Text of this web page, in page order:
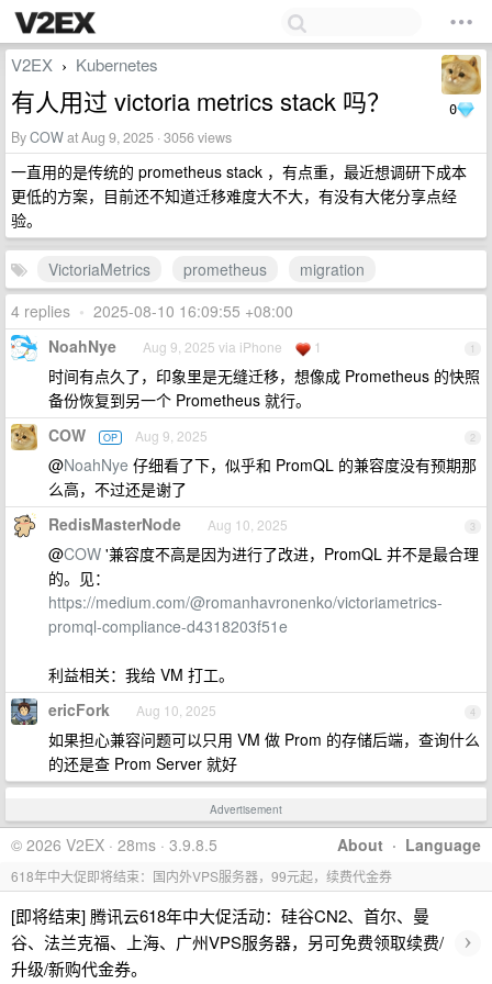
0
V2EX › Kubernetes
有人用过 victoria metrics stack 吗？
ByCOWat Aug 9, 2025 · 3056 views
一直用的是传统的 prometheus stack ，有点重，最近想调研下成本
更低的方案，目前还不知道迁移难度大不大，有没有大佬分享点经
验。
VictoriaMetrics prometheus
migration
4 replies • 2025-08-10 16:09:55 +08:00
1
NoahNye Aug 9, 2025 via iPhone 1
时间有点久了，印象里是无缝迁移，想像成 Prometheus 的快照
备份恢复到另一个 Prometheus 就行。
2
COW OP Aug 9, 2025
@NoahNye 仔细看了下，似乎和 PromQL 的兼容度没有预期那
么高，不过还是谢了
3
RedisMasterNode Aug 10, 2025
@COW '兼容度不高是因为进行了改进，PromQL 并不是最合理
的。见：
https://medium.com/@romanhavronenko/victoriametrics-
promql-compliance-d4318203f51e
利益相关：我给 VM 打工。
4
ericFork Aug 10, 2025
如果担心兼容问题可以只用 VM 做 Prom 的存储后端，查询什么
的还是查 Prom Server 就好
Advertisement
About · Language
© 2026 V2EX · 28ms · 3.9.8.5
618年中大促即将结束：国内外VPS服务器，99元起，续费代金券
[即将结束] 腾讯云618年中大促活动：硅谷CN2、首尔、曼
谷、法兰克福、上海、广州VPS服务器，另可免费领取续费/
升级/新购代金券。
›